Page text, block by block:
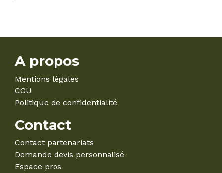
A propos
Mentions légales
CGU
Politique de confidentialité
Contact
Contact partenariats
Demande devis personnalisé
Espace pros